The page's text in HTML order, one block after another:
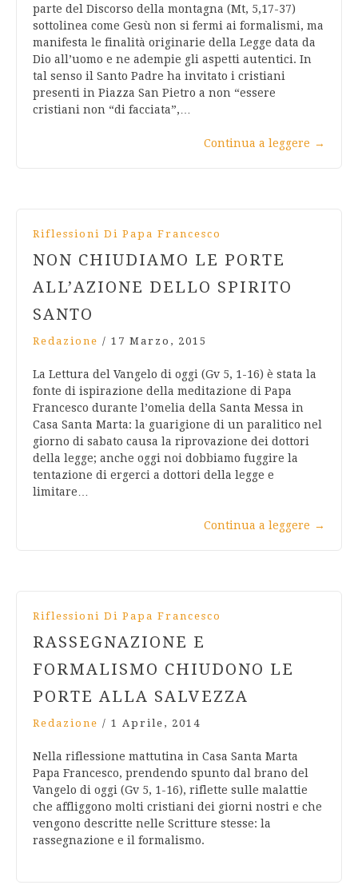
parte del Discorso della montagna (Mt, 5,17-37)
sottolinea come Gesù non si fermi ai formalismi, ma
manifesta le finalità originarie della Legge data da
Dio all’uomo e ne adempie gli aspetti autentici. In
tal senso il Santo Padre ha invitato i cristiani
presenti in Piazza San Pietro a non “essere
cristiani non “di facciata”,…
Continua a leggere →
Riflessioni Di Papa Francesco
NON CHIUDIAMO LE PORTE
ALL’AZIONE DELLO SPIRITO
SANTO
Redazione / 17 Marzo, 2015
La Lettura del Vangelo di oggi (Gv 5, 1-16) è stata la
fonte di ispirazione della meditazione di Papa
Francesco durante l’omelia della Santa Messa in
Casa Santa Marta: la guarigione di un paralitico nel
giorno di sabato causa la riprovazione dei dottori
della legge; anche oggi noi dobbiamo fuggire la
tentazione di ergerci a dottori della legge e
limitare…
Continua a leggere →
Riflessioni Di Papa Francesco
RASSEGNAZIONE E
FORMALISMO CHIUDONO LE
PORTE ALLA SALVEZZA
Redazione / 1 Aprile, 2014
Nella riflessione mattutina in Casa Santa Marta
Papa Francesco, prendendo spunto dal brano del
Vangelo di oggi (Gv 5, 1-16), riflette sulle malattie
che affliggono molti cristiani dei giorni nostri e che
vengono descritte nelle Scritture stesse: la
rassegnazione e il formalismo.